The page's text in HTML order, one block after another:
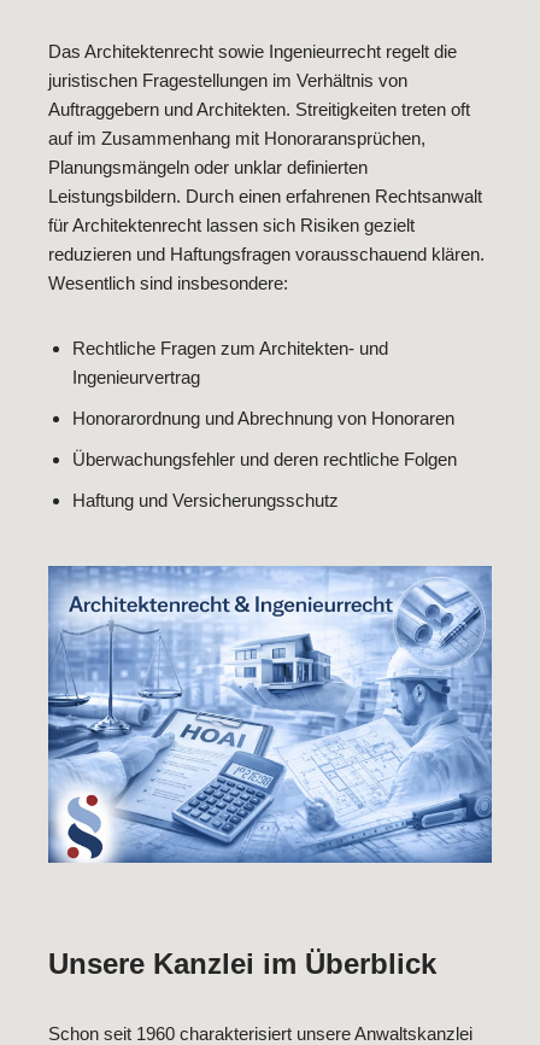
Das Architektenrecht sowie Ingenieurrecht regelt die
juristischen Fragestellungen im Verhältnis von
Auftraggebern und Architekten. Streitigkeiten treten oft
auf im Zusammenhang mit Honoraransprüchen,
Planungsmängeln oder unklar definierten
Leistungsbildern. Durch einen erfahrenen Rechtsanwalt
für Architektenrecht lassen sich Risiken gezielt
reduzieren und Haftungsfragen vorausschauend klären.
Wesentlich sind insbesondere:
Rechtliche Fragen zum Architekten- und
Ingenieurvertrag
Honorarordnung und Abrechnung von Honoraren
Überwachungsfehler und deren rechtliche Folgen
Haftung und Versicherungsschutz
Unsere Kanzlei im Überblick
Schon seit 1960 charakterisiert unsere Anwaltskanzlei